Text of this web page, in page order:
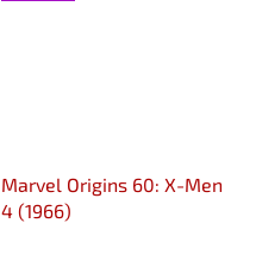
Marvel Origins 60: X-Men
4 (1966)